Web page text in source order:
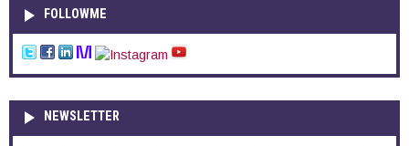
FOLLOWME
NEWSLETTER